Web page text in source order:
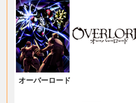
オーバーロード